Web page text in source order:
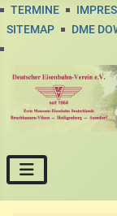
TERMINE
SITEMAP
DME